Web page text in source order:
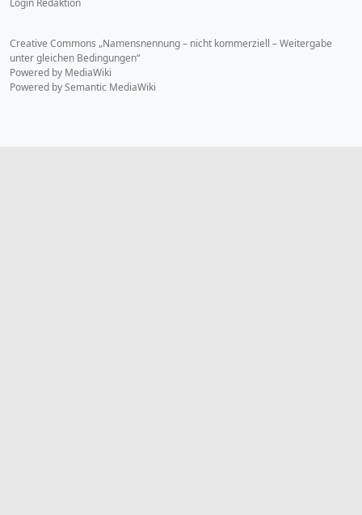
Login Redaktion
Creative Commons „Namensnennung – nicht kommerziell – Weitergabe
unter gleichen Bedingungen“
Powered by MediaWiki
Powered by Semantic MediaWiki